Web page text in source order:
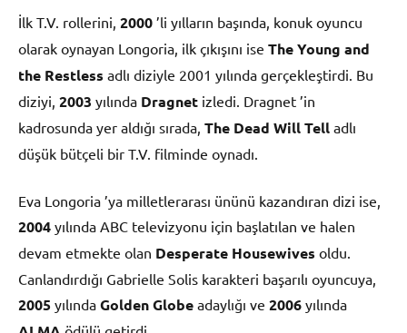
İlk T.V. rollerini, 2000 ’li yılların başında, konuk oyuncu
olarak oynayan Longoria, ilk çıkışını ise The Young and
the Restless adlı diziyle 2001 yılında gerçekleştirdi. Bu
diziyi, 2003 yılında Dragnet izledi. Dragnet ’in
kadrosunda yer aldığı sırada, The Dead Will Tell adlı
düşük bütçeli bir T.V. filminde oynadı.
Eva Longoria ’ya milletlerarası ününü kazandıran dizi ise,
2004 yılında ABC televizyonu için başlatılan ve halen
devam etmekte olan Desperate Housewives oldu.
Canlandırdığı Gabrielle Solis karakteri başarılı oyuncuya,
2005 yılında Golden Globe adaylığı ve 2006 yılında